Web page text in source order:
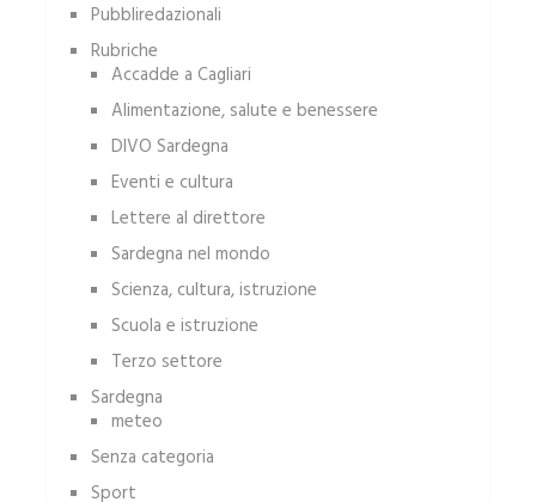
Pubbliredazionali
Rubriche
Accadde a Cagliari
Alimentazione, salute e benessere
DIVO Sardegna
Eventi e cultura
Lettere al direttore
Sardegna nel mondo
Scienza, cultura, istruzione
Scuola e istruzione
Terzo settore
Sardegna
meteo
Senza categoria
Sport